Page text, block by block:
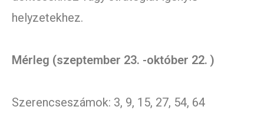
helyzetekhez.
Mérleg (szeptember 23. -október 22. )
Szerencseszámok: 3, 9, 15, 27, 54, 64